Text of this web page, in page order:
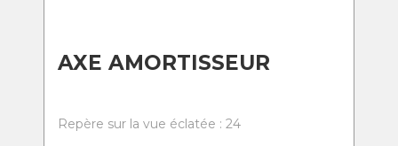
AXE AMORTISSEUR
Repère sur la vue éclatée : 24